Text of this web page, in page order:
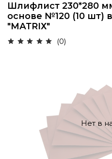
Шлифлист 230*280
основе №120 (10 шт)
"МАТRIХ"
(0)
Нет в